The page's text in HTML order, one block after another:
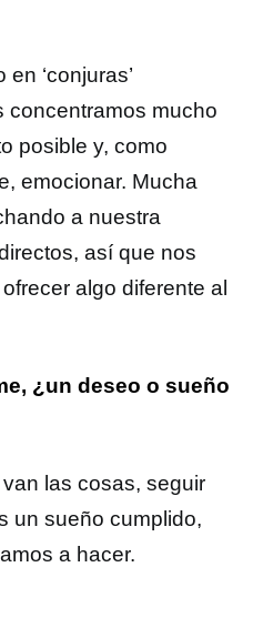
‘conjuras’
concentramos mucho
posible y, como
emocionar. Mucha
a nuestra
así que nos
algo diferente al
¿un deseo o sueño
las cosas, seguir
un sueño cumplido,
a hacer.